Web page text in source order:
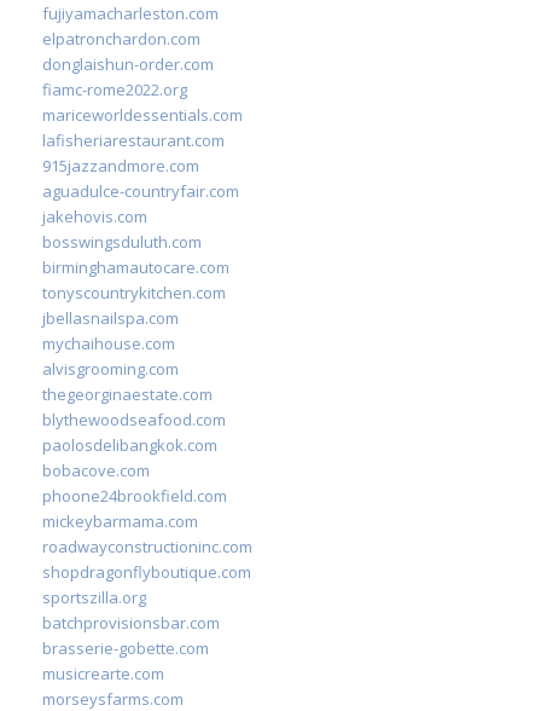
fujiyamacharleston.com
elpatronchardon.com
donglaishun-order.com
fiamc-rome2022.org
mariceworldessentials.com
lafisheriarestaurant.com
915jazzandmore.com
aguadulce-countryfair.com
jakehovis.com
bosswingsduluth.com
birminghamautocare.com
tonyscountrykitchen.com
jbellasnailspa.com
mychaihouse.com
alvisgrooming.com
thegeorginaestate.com
blythewoodseafood.com
paolosdelibangkok.com
bobacove.com
phoone24brookfield.com
mickeybarmama.com
roadwayconstructioninc.com
shopdragonflyboutique.com
sportszilla.org
batchprovisionsbar.com
brasserie-gobette.com
musicrearte.com
morseysfarms.com